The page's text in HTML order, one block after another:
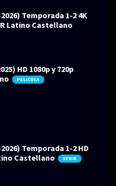
Temporada 1-2 4K
Latino Castellano
HD 1080p y 720p
PELICULA
Temporada 1-2 HD
Castellano
SERIE